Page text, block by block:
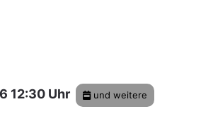
12:30 Uhr und weitere